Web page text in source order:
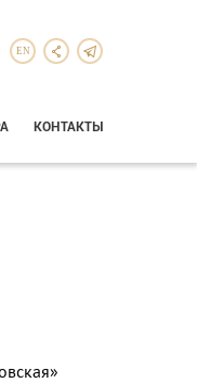
EN
КОНТАКТЫ